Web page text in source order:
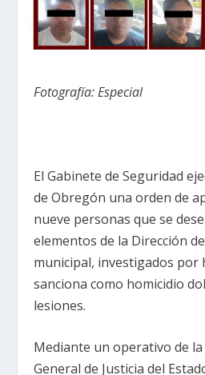
Fotografía: Especial
El Gabinete de Seguridad
de Obregón una orden de
nueve personas que se
elementos de la Dirección
municipal, investigados por
sanciona como homicidio
lesiones.
Mediante un operativo de
General de Justicia del